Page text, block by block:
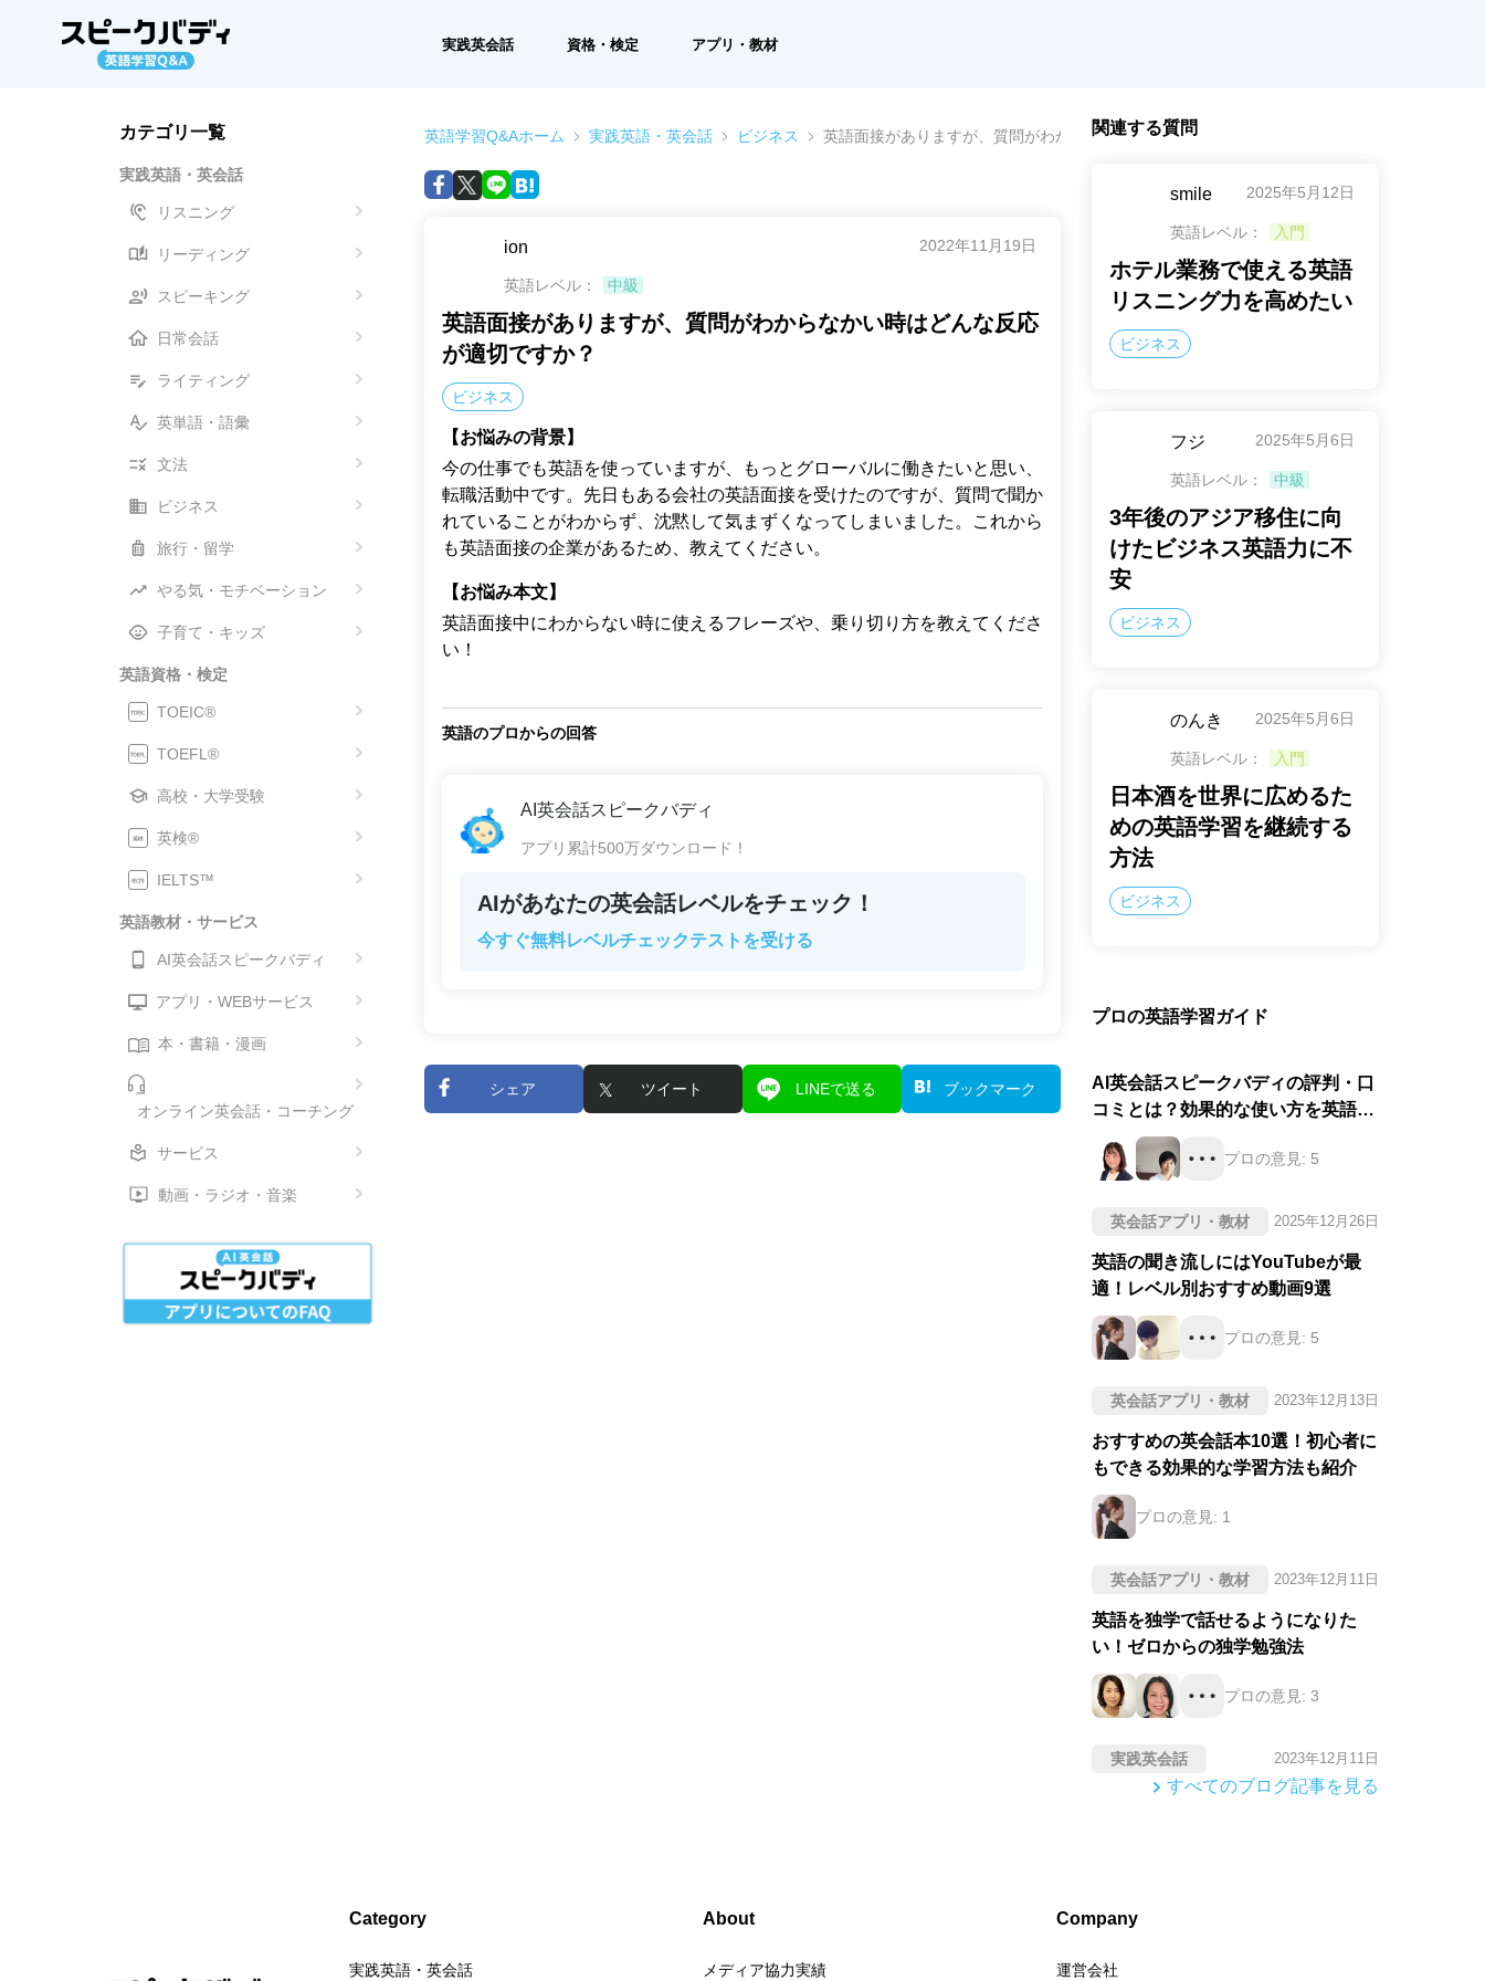
実践英会話 資格・検定 アプリ・教材
カテゴリ一覧
実践英語・英会話
リスニング
リーディング
スピーキング
日常会話
ライティング
英単語・語彙
文法
ビジネス
旅行・留学
やる気・モチベーション
子育て・キッズ
英語資格・検定
TOEIC®
TOEFL®
高校・大学受験
英検®
IELTS™
英語教材・サービス
AI英会話スピークバディ
アプリ・WEBサービス
本・書籍・漫画
オンライン英会話・コーチング
サービス
動画・ラジオ・音楽
英語学習Q&Aホーム 実践英語・英会話 ビジネス 英語面接がありますが、質問がわからなかい時はどんな反応が適切ですか？
ion 2022年11月19日
英語レベル： 中級
英語面接がありますが、質問がわからなかい時はどんな反応
が適切ですか？
ビジネス
【お悩みの背景】
今の仕事でも英語を使っていますが、もっとグローバルに働きたいと思い、
転職活動中です。先日もある会社の英語面接を受けたのですが、質問で聞か
れていることがわからず、沈黙して気まずくなってしまいました。これから
も英語面接の企業があるため、教えてください。
【お悩み本文】
英語面接中にわからない時に使えるフレーズや、乗り切り方を教えてくださ
い！
英語のプロからの回答
AI英会話スピークバディ
アプリ累計500万ダウンロード！
AIがあなたの英会話レベルをチェック！
今すぐ無料レベルチェックテストを受ける
シェア ツイート LINEで送る ブックマーク
関連する質問
smile 2025年5月12日
英語レベル： 入門
ホテル業務で使える英語
リスニング力を高めたい
ビジネス
フジ 2025年5月6日
英語レベル： 中級
3年後のアジア移住に向
けたビジネス英語力に不
安
ビジネス
のんき 2025年5月6日
英語レベル： 入門
日本酒を世界に広めるた
めの英語学習を継続する
方法
ビジネス
プロの英語学習ガイド
AI英会話スピークバディの評判・口
コミとは？効果的な使い方を英語の
プロが徹底評価！
プロの意見: 5
英会話アプリ・教材 2025年12月26日
英語の聞き流しにはYouTubeが最
適！レベル別おすすめ動画9選
プロの意見: 5
英会話アプリ・教材 2023年12月13日
おすすめの英会話本10選！初心者に
もできる効果的な学習方法も紹介
プロの意見: 1
英会話アプリ・教材 2023年12月11日
英語を独学で話せるようになりた
い！ゼロからの独学勉強法
プロの意見: 3
実践英会話 2023年12月11日
すべてのブログ記事を見る
Category
実践英語・英会話
About
メディア協力実績
Company
運営会社